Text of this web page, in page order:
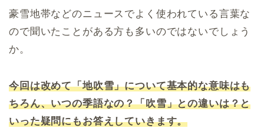
豪雪地帯などのニュースでよく使われている言葉な
ので聞いたことがある方も多いのではないでしょう
か。
今回は改めて「地吹雪」について基本的な意味はも
ちろん、いつの季語なの？「吹雪」との違いは？と
いった疑問にもお答えしていきます。